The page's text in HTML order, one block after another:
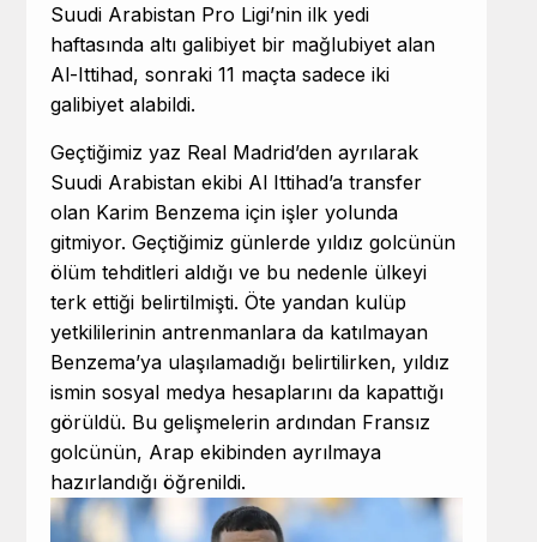
Suudi Arabistan Pro Ligi’nin ilk yedi
haftasında altı galibiyet bir mağlubiyet alan
Al-Ittihad, sonraki 11 maçta sadece iki
galibiyet alabildi.
Geçtiğimiz yaz Real Madrid’den ayrılarak
Suudi Arabistan ekibi Al Ittihad’a transfer
olan Karim Benzema için işler yolunda
gitmiyor. Geçtiğimiz günlerde yıldız golcünün
ölüm tehditleri aldığı ve bu nedenle ülkeyi
terk ettiği belirtilmişti. Öte yandan kulüp
yetkililerinin antrenmanlara da katılmayan
Benzema’ya ulaşılamadığı belirtilirken, yıldız
ismin sosyal medya hesaplarını da kapattığı
görüldü. Bu gelişmelerin ardından Fransız
golcünün, Arap ekibinden ayrılmaya
hazırlandığı öğrenildi.